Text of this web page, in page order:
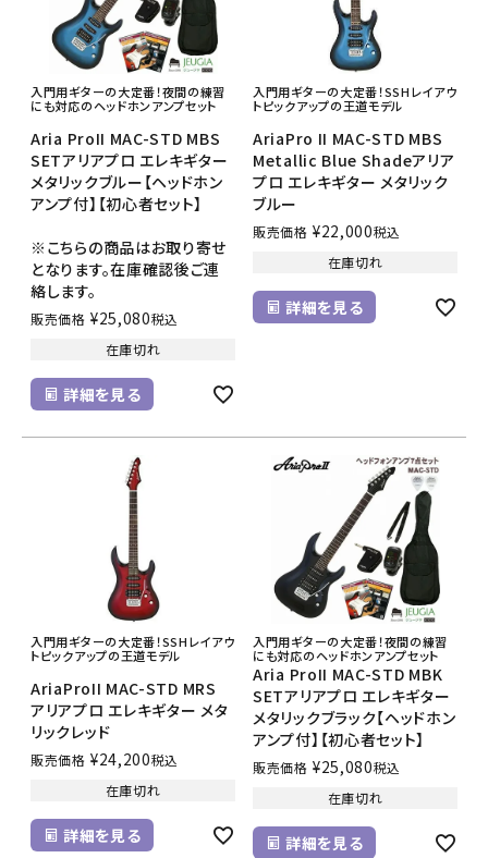
入門用ギターの大定番！夜間の練習
にも対応のヘッドホンアンプセット
Aria ProII MAC-STD MBS
SETアリアプロ エレキギター
メタリックブルー【ヘッドホン
アンプ付】【初心者セット】
※こちらの商品はお取り寄せ
となります。在庫確認後ご連
絡します。
販売価格 ¥25,080税込
在庫切れ
詳細を見る
入門用ギターの大定番！SSHレイアウ
トピックアップの王道モデル
AriaPro II MAC-STD MBS
Metallic Blue Shadeアリア
プロ エレキギター メタリック
ブルー
販売価格 ¥22,000税込
在庫切れ
詳細を見る
入門用ギターの大定番！SSHレイアウ
トピックアップの王道モデル
AriaProII MAC-STD MRS
アリアプロ エレキギター メタ
リックレッド
販売価格 ¥24,200税込
在庫切れ
詳細を見る
入門用ギターの大定番！夜間の練習
にも対応のヘッドホンアンプセット
Aria ProII MAC-STD MBK
SETアリアプロ エレキギター
メタリックブラック【ヘッドホン
アンプ付】【初心者セット】
販売価格 ¥25,080税込
在庫切れ
詳細を見る